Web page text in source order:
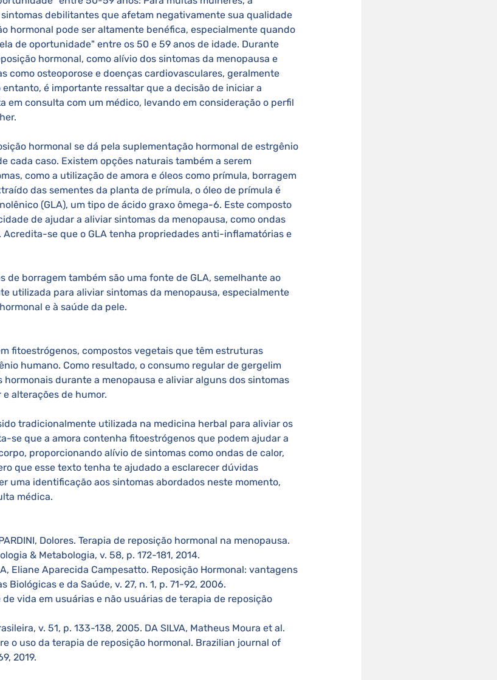
debilitantes que afetam negativamente sua qualidade
hormonal pode ser altamente benéfica, especialmente quando
de oportunidade" entre os 50 e 59 anos de idade. Durante
hormonal, como alívio dos sintomas da menopausa e
como osteoporose e doenças cardiovasculares, geralmente
é importante ressaltar que a decisão de iniciar a
em consulta com um médico, levando em consideração o perfil
cada caso. Existem opções naturais também a serem
como a utilização de amora e óleos como prímula, borragem
das sementes da planta de prímula, o óleo de prímula é
(GLA), um tipo de ácido graxo ômega-6. Este composto
de ajudar a aliviar sintomas da menopausa, como ondas
Acredita-se que o GLA tenha propriedades anti-inflamatórias e
de borragem também são uma fonte de GLA, semelhante ao
utilizada para aliviar sintomas da menopausa, especialmente
e à saúde da pele.
fitoestrógenos, compostos vegetais que têm estruturas
humano. Como resultado, o consumo regular de gergelim
durante a menopausa e aliviar alguns dos sintomas
alterações de humor.
tradicionalmente utilizada na medicina herbal para aliviar os
se que a amora contenha fitoestrógenos que podem ajudar a
proporcionando alívio de sintomas como ondas de calor,
que esse texto tenha te ajudado a esclarecer dúvidas
uma identificação aos sintomas abordados neste momento,
médica.
PARDINI, Dolores. Terapia de reposição hormonal na menopausa.
& Metabologia, v. 58, p. 172-181, 2014.
Eliane Aparecida Campesatto. Reposição Hormonal: vantagens
Biológicas e da Saúde, v. 27, n. 1, p. 71-92, 2006.
de vida em usuárias e não usuárias de terapia de reposição
v. 51, p. 133-138, 2005. DA SILVA, Matheus Moura et al.
o uso da terapia de reposição hormonal. Brazilian journal of
2019.